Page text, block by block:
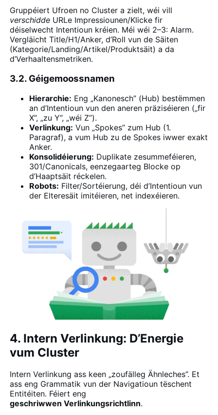
Gruppéiert Ufroen no Cluster a zielt, wéi vill
verschidde URLe Impressiounen/Klicke fir
déiselwecht Intentioun kréien. Méi wéi 2–3: Alarm.
Vergläicht Title/H1/Anker, d’Roll vun de Säiten
(Kategorie/Landing/Artikel/Produktsäit) a da
d’Verhaaltensmetriken.
3.2. Géigemoossnamen
Hierarchie: Eng „Kanonesch” (Hub) bestëmmen
an d’Intentioun vun den aneren präziséieren („fir
X”, „zu Y”, „wéi Z”).
Verlinkung: Vun „Spokes” zum Hub (1.
Paragraf), a vum Hub zu de Spokes iwwer exakt
Anker.
Konsolidéierung: Duplikate zesummeféieren,
301/Canonicals, eenzegaarteg Blocke op
d’Haaptsäit réckelen.
Robots: Filter/Sortéierung, déi d’Intentioun vun
der Elteresäit imitéieren, net indexéieren.
4. Intern Verlinkung: D’Energie
vum Cluster
Intern Verlinkung ass keen „zoufälleg Ähnleches”. Et
ass eng Grammatik vun der Navigatioun tëschent
Entitéiten. Féiert eng
geschriwwen Verlinkungsrichtlinn.